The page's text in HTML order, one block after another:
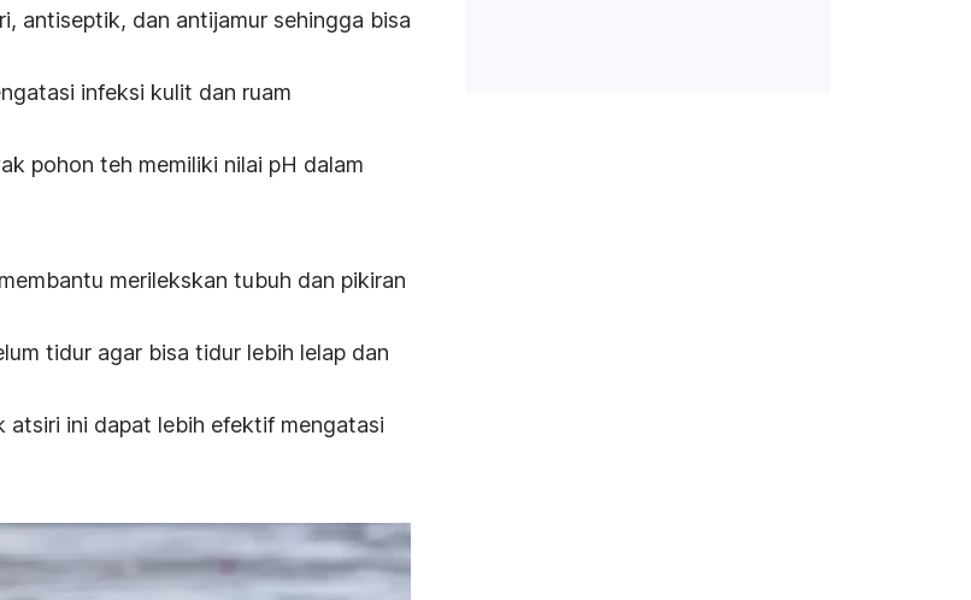
antiseptik, dan antijamur sehingga bisa
infeksi kulit dan ruam
pohon teh memiliki nilai pH dalam
merilekskan tubuh dan pikiran
tidur agar bisa tidur lebih lelap dan
atsiri ini dapat lebih efektif mengatasi